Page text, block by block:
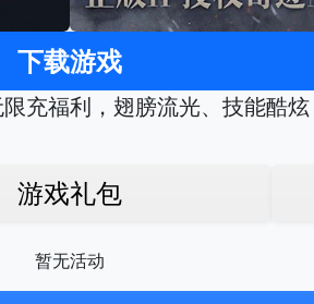
下载游戏
充福利，翅膀流光、技能酷
游戏礼包
暂无活动